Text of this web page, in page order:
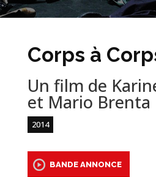
Corps à
Un film de
et Mario Brenta
2014
BANDE ANNONCE